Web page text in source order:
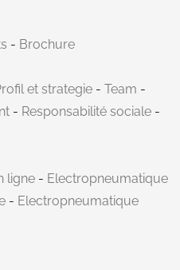
- Brochure
et strategie - Team -
- Responsabilité sociale -
ligne - Electropneumatique
- Electropneumatique